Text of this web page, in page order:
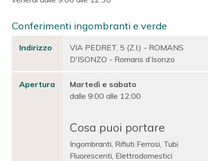
Conferimenti ingombranti e verde
Indirizzo
VIA PEDRET, 5 (Z.I.) - ROMANS
D'ISONZO - Romans d’Isonzo
Apertura
Martedì e sabato
dalle 9:00 alle 12:00
Cosa puoi portare
Ingombranti, Rifiuti Ferrosi, Tubi
Fluorescenti, Elettrodomestici